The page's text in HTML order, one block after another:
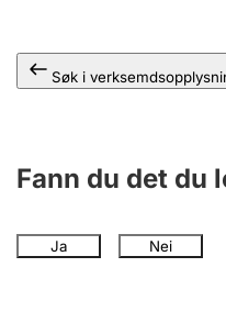
Søk i
Fann du det du
Ja Nei